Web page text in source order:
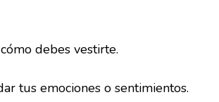
debes vestirte.
emociones o sentimientos.